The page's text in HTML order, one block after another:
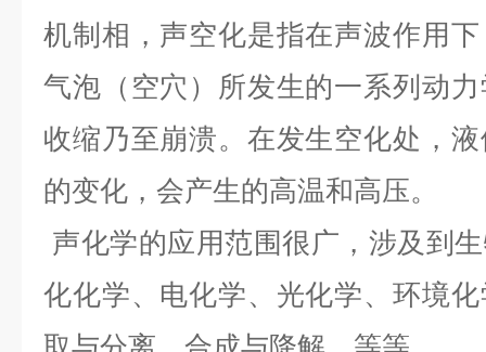
机制相，声空化是指在声波作用
气泡（空穴）所发生的一系列动
收缩乃至崩溃。在发生空化处，
的变化，会产生的高温和高压。
声化学的应用范围很广，涉及到
化化学、电化学、光化学、环境